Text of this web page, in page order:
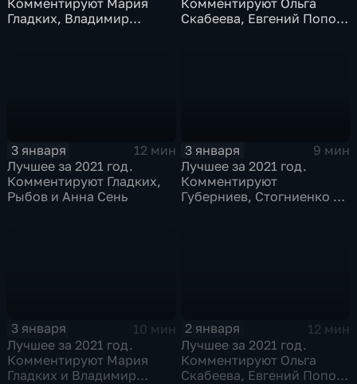
Гладких, Владимир
Скабеева, Евгений Попов
3 января
12 мин
Лучшее за 2021 год.
Комментируют Гладких,
Рыбов и Анна Сень
3 января
9 мин
Лучшее за 2021 год.
Комментируют
Губерниев, Стогниенко и
3 января
10 мин
Лучшее за 2021 год.
Комментируют Мария
Гладких и Владимир
2 января
12 мин
Лучшее за 2021 год.
Комментируют Ольга
Скабеева, Евгений Попов